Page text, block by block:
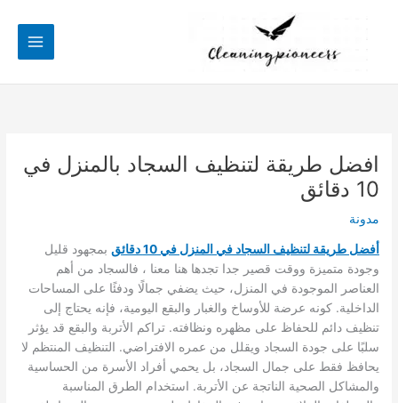
افضل طريقة لتنظيف السجاد بالمنزل في
10 دقائق
مدونة
أفضل طريقة لتنظيف السجاد في المنزل في 10 دقائق
بمجهود قليل
وجودة متميزة ووقت قصير جدا تجدها هنا معنا ، فالسجاد من أهم
العناصر الموجودة في المنزل، حيث يضفي جمالًا ودفئًا على المساحات
الداخلية. كونه عرضة للأوساخ والغبار والبقع اليومية، فإنه يحتاج إلى
تنظيف دائم للحفاظ على مظهره ونظافته. تراكم الأتربة والبقع قد يؤثر
سلبًا على جودة السجاد ويقلل من عمره الافتراضي. التنظيف المنتظم لا
يحافظ فقط على جمال السجاد، بل يحمي أفراد الأسرة من الحساسية
والمشاكل الصحية الناتجة عن الأتربة. استخدام الطرق المناسبة